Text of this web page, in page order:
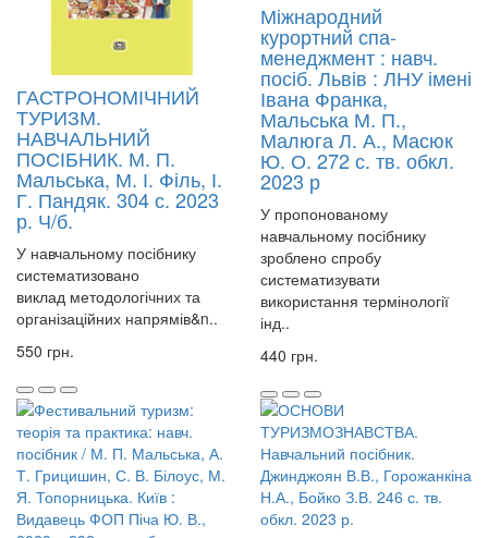
ГАСТРОНОМІЧНИЙ
ТУРИЗМ.
НАВЧАЛЬНИЙ
ПОСІБНИК. М. П.
Мальська, М. І. Філь, І.
Г. Пандяк. 304 с. 2023
р. Ч/б.
У навчальному посібнику
систематизовано
виклад методологічних та
організаційних напрямів&n..
550 грн.
Міжнародний
курортний спа-
менеджмент : навч.
посіб. Львів : ЛНУ імені
Івана Франка,
Мальська М. П.,
Малюга Л. А., Масюк
Ю. О. 272 с. тв. обкл.
2023 р
У пропонованому
навчальному посібнику
зроблено спробу
систематизувати
використання термінології
інд..
440 грн.